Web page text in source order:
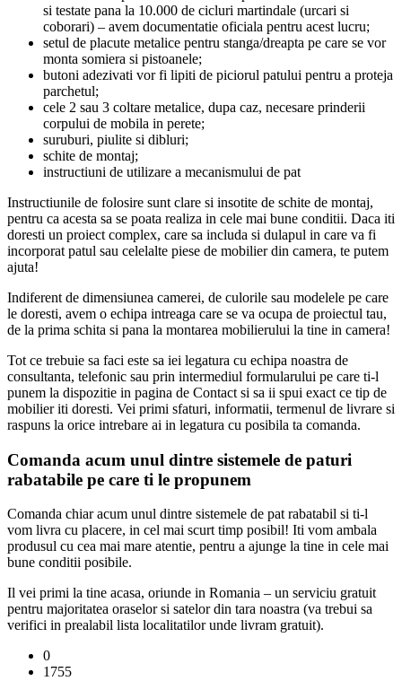
si testate pana la 10.000 de cicluri martindale (urcari si
coborari) – avem documentatie oficiala pentru acest lucru;
setul de placute metalice pentru stanga/dreapta pe care se vor
monta somiera si pistoanele;
butoni adezivati vor fi lipiti de piciorul patului pentru a proteja
parchetul;
cele 2 sau 3 coltare metalice, dupa caz, necesare prinderii
corpului de mobila in perete;
suruburi, piulite si dibluri;
schite de montaj;
instructiuni de utilizare a mecanismului de pat
Instructiunile de folosire sunt clare si insotite de schite de montaj,
pentru ca acesta sa se poata realiza in cele mai bune conditii. Daca iti
doresti un proiect complex, care sa includa si dulapul in care va fi
incorporat patul sau celelalte piese de mobilier din camera, te putem
ajuta!
Indiferent de dimensiunea camerei, de culorile sau modelele pe care
le doresti, avem o echipa intreaga care se va ocupa de proiectul tau,
de la prima schita si pana la montarea mobilierului la tine in camera!
Tot ce trebuie sa faci este sa iei legatura cu echipa noastra de
consultanta, telefonic sau prin intermediul formularului pe care ti-l
punem la dispozitie in pagina de Contact si sa ii spui exact ce tip de
mobilier iti doresti. Vei primi sfaturi, informatii, termenul de livrare si
raspuns la orice intrebare ai in legatura cu posibila ta comanda.
Comanda acum unul dintre sistemele de paturi
rabatabile pe care ti le propunem
Comanda chiar acum unul dintre sistemele de pat rabatabil si ti-l
vom livra cu placere, in cel mai scurt timp posibil! Iti vom ambala
produsul cu cea mai mare atentie, pentru a ajunge la tine in cele mai
bune conditii posibile.
Il vei primi la tine acasa, oriunde in Romania – un serviciu gratuit
pentru majoritatea oraselor si satelor din tara noastra (va trebui sa
verifici in prealabil lista localitatilor unde livram gratuit).
0
1755